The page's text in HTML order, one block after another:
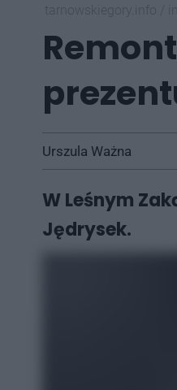
Urszula Ważna
W Leśnym
Jędrysek.